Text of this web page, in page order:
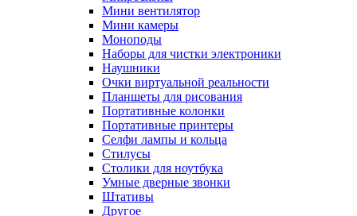
Мини вентилятор
Мини камеры
Моноподы
Наборы для чистки электроники
Наушники
Очки виртуальной реальности
Планшеты для рисования
Портативные колонки
Портативные принтеры
Селфи лампы и кольца
Стилусы
Столики для ноутбука
Умные дверные звонки
Штативы
Другое